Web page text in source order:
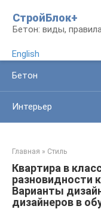
контенту
СтройБлок+
Бетон: виды,
English
Бетон
Интерьер
Главная » Стиль
Квартира в
разновидности
Варианты
дизайнеров в